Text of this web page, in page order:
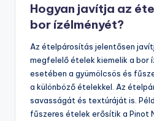
Hogyan javítja az
bor ízélményét?
Az ételpárosítás jelentősen
megfelelő ételek kiemelik a bor
esetében a gyümölcsös és
a különböző ételekkel. Az
savasságát és textúráját is.
fűszeres ételek erősítik a Pinot